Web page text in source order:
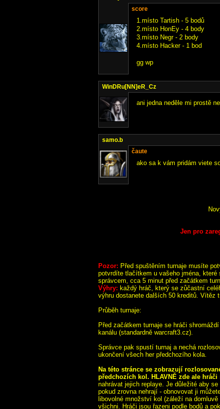
score
1.místo Tartish - 5 bodů
2.místo HonEy - 4 body
3.místo Negr - 2 body
4.místo Hacker - 1 bod
gg wp
WinDRu[NN]eR_Cz
ani jedna neděle mi prostě
samo.b
čaute
ako sa k vám pridám viete
Jen pro
Pozor: Před spuštěním turnaje musíte
potvrdíte tlačítkem u vašeho jména,
správcem, cca 5 minut před začátkem
Výhry: každý hráč, který se zůčastní
výhru dostanete dalších 50 kreditů. Vítěz
Průběh turnaje:
Před začátkem turnaje se hráči
kanálu (standardně warcraft3.cz).
Správce pak spustí turnaj a nechá
ukončení všech her předchozího kola.
Na této stránce se zobrazují
předchozích kol. HLAVNĚ zde ale
nahrávat jejich replaye. Je důležité aby
pokud zrovna nehrají - obnovovat ji
libovolné množství kol (záleží na
všichni. Hráči jsou řazeni podle bodů a